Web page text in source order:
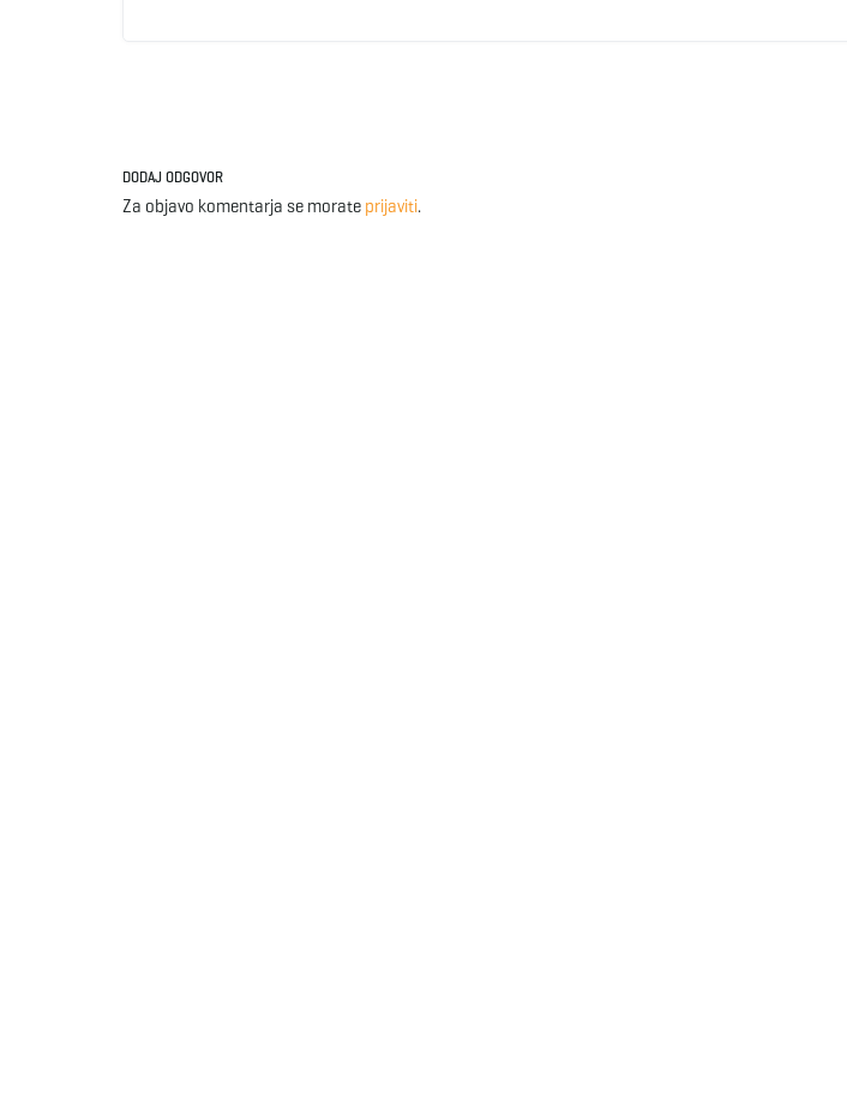
DODAJ ODGOVOR
Za objavo komentarja se morate prijaviti.